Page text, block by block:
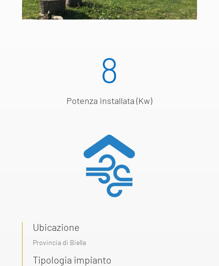
8
Potenza installata (Kw)
Ubicazione
Provincia di Biella
Tipologia impianto